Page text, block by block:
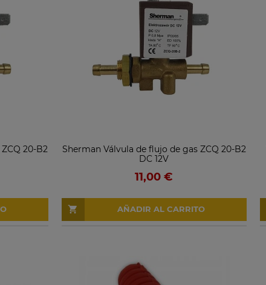
20-B2
Sherman Válvula de flujo de gas ZCQ 20-B2
DC 12V
11,00 €
AÑADIR AL CARRITO